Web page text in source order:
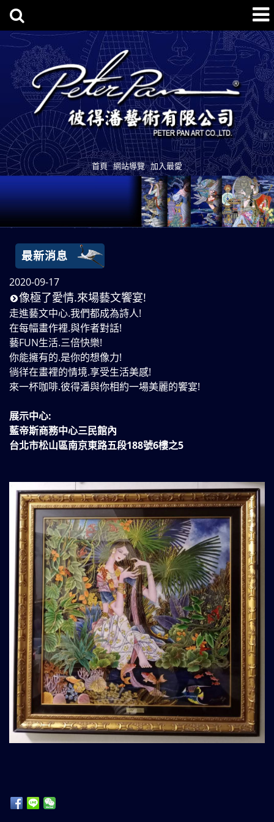
首頁 網站導覽 加入最愛
最新消息
2020-09-17
像極了愛情.來場藝文饗宴!
走進藝文中心.我們都成為詩人!
在每幅畫作裡.與作者對話!
藝FUN生活.三倍快樂!
你能擁有的.是你的想像力!
徜徉在畫裡的情境.享受生活美感!
來一杯咖啡.彼得潘與你相約一場美麗的饗宴!
展示中心:
藍帝斯商務中心三民館內
台北市松山區南京東路五段188號6樓之5